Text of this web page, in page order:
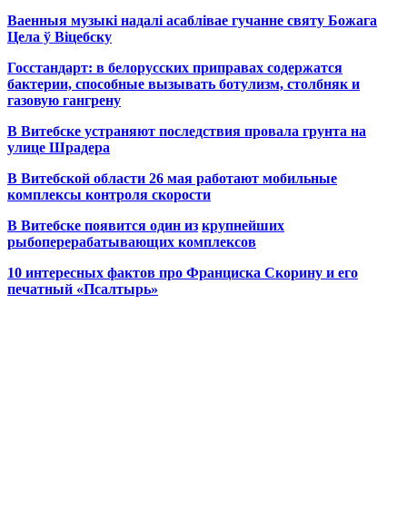
Ваенныя музыкі надалі асаблівае гучанне святу Божага
Цела ў Віцебску
Госстандарт: в белорусских приправах содержатся
бактерии, способные вызывать ботулизм, столбняк и
газовую гангрену
В Витебске устраняют последствия провала грунта на
улице Шрадера
В Витебской области 26 мая работают мобильные
комплексы контроля скорости
В Витебске появится один из крупнейших
рыбоперерабатывающих комплексов
10 интересных фактов про Франциска Скорину и его
печатный «Псалтырь»